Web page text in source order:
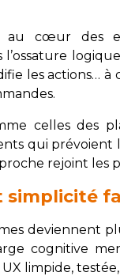
au cœur des
les actions…
celles des
qui prévoient
rejoint les
simplicité
deviennent
cognitive
UX limpide,